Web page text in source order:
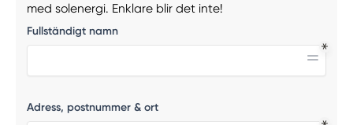
med solenergi. Enklare blir det inte!
Fullständigt namn
Adress, postnummer & ort